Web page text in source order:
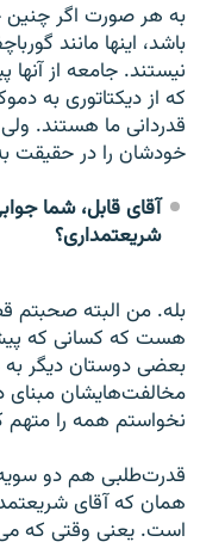
به هر صورت اگر چنین
باشد، اینها مانند
نیستند. جامعه از آنها
که از دیکتاتوری به
قدردانی ما هستند.
خودشان را در حقیقت
آقای قابل، شما
شریعتمداری؟
بله. من البته
هست که کسانی که
بعضی دوستان دیگر به
مخالفت‌هایشان
نخواستم همه را
قدرت‌طلبی هم دو
همان که آقای
است. یعنی وقتی که می